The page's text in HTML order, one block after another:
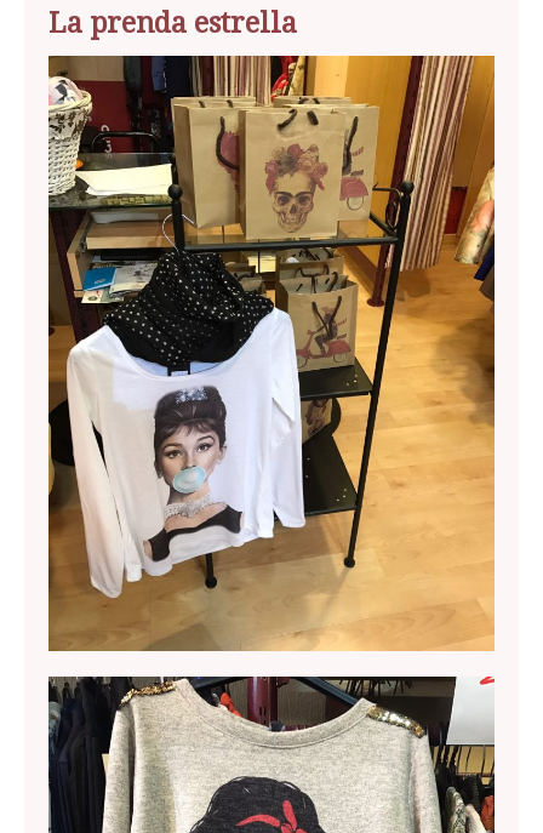
La prenda estrella